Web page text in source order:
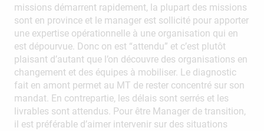
missions démarrent rapidement, la plupart des missions
sont en province et le manager est sollicité pour apporter
une expertise opérationnelle à une organisation qui en
est dépourvue. Donc on est “attendu” et c’est plutôt
plaisant d’autant que l’on découvre des organisations en
changement et des équipes à mobiliser. Le diagnostic
fait en amont permet au MT de rester concentré sur son
mandat. En contrepartie, les délais sont serrés et les
livrables sont attendus. Pour être Manager de transition,
il est préférable d’aimer intervenir sur des situations